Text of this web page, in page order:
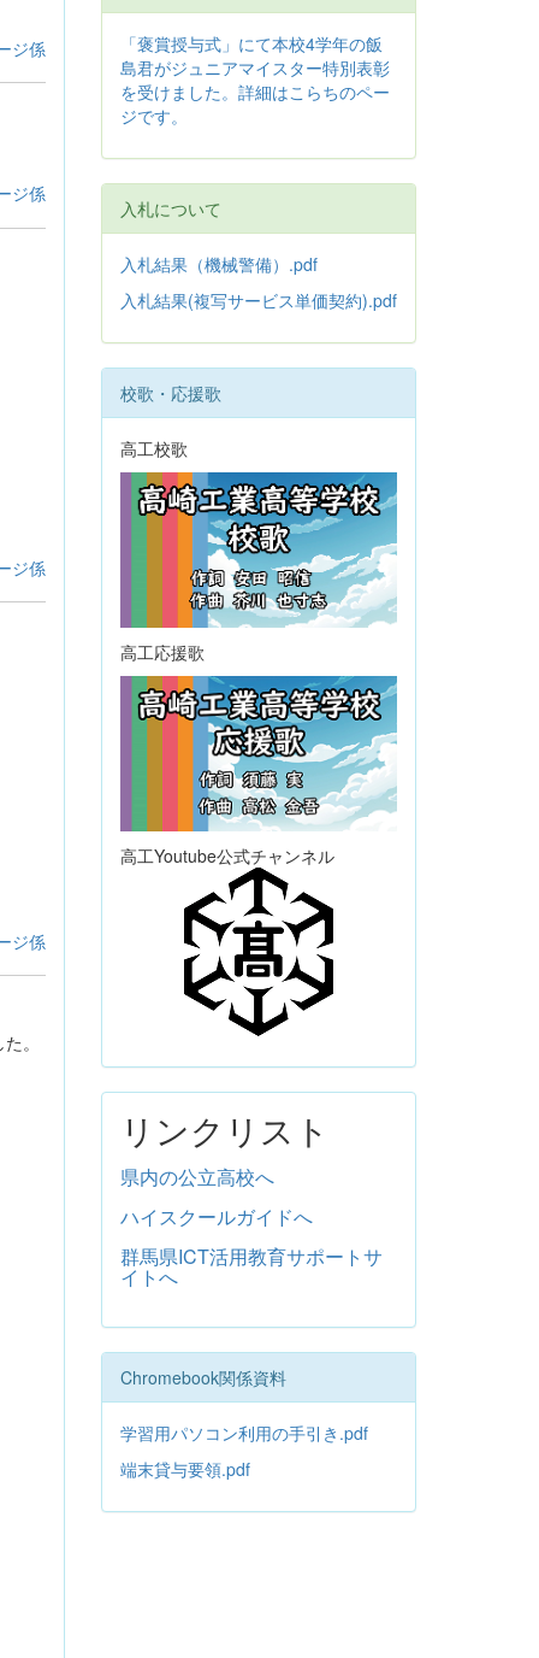
ジ係
ジ係
ジ係
ジ係
。
「褒賞授与式」にて本校4学年の飯
島君がジュニアマイスター特別表彰
を受けました。詳細はこらちのペー
ジです。
入札について
入札結果（機械警備）.pdf
入札結果(複写サービス単価契約).pdf
校歌・応援歌
高工校歌
高工応援歌
高工Youtube公式チャンネル
リンクリスト
県内の公立高校へ
ハイスクールガイドへ
群馬県ICT活用教育サポートサ
イトへ
Chromebook関係資料
学習用パソコン利用の手引き.pdf
端末貸与要領.pdf